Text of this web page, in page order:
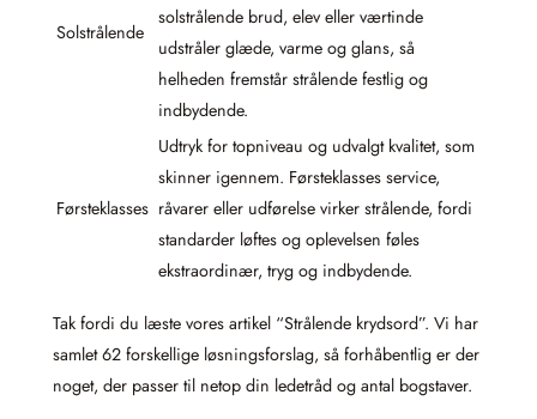
Solstrålende
solstrålende brud, elev eller værtinde
udstråler glæde, varme og glans, så
helheden fremstår strålende festlig og
indbydende.
Førsteklasses
Udtryk for topniveau og udvalgt kvalitet, som
skinner igennem. Førsteklasses service,
råvarer eller udførelse virker strålende, fordi
standarder løftes og oplevelsen føles
ekstraordinær, tryg og indbydende.
Tak fordi du læste vores artikel “Strålende krydsord”. Vi har
samlet 62 forskellige løsningsforslag, så forhåbentlig er der
noget, der passer til netop din ledetråd og antal bogstaver.